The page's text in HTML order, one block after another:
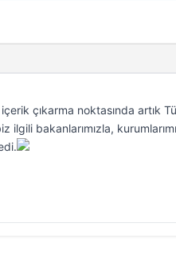
çıkarma noktasında artık
bakanlarımızla,